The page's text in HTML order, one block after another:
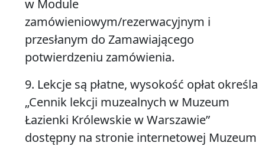
w Module
zamówieniowym/rezerwacyjnym i
przesłanym do Zamawiającego
potwierdzeniu zamówienia.
9. Lekcje są płatne, wysokość opłat określa
„Cennik lekcji muzealnych w Muzeum
Łazienki Królewskie w Warszawie”
dostępny na stronie internetowej Muzeum